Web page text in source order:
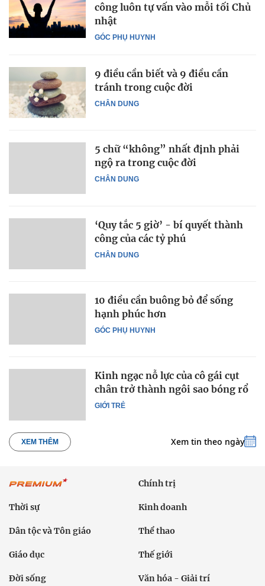
GÓC PHỤ HUYNH
công luôn tự vấn vào mỗi tối Chủ
nhật
CHÂN DUNG
9 điều cần biết và 9 điều cần
tránh trong cuộc đời
CHÂN DUNG
5 chữ “không” nhất định phải
ngộ ra trong cuộc đời
CHÂN DUNG
‘Quy tắc 5 giờ’ - bí quyết thành
công của các tỷ phú
GÓC PHỤ HUYNH
10 điều cần buông bỏ để sống
hạnh phúc hơn
GIỚI TRẺ
Kinh ngạc nỗ lực của cô gái cụt
chân trở thành ngôi sao bóng rổ
XEM THÊM Xem tin theo ngày
Chính trị
Thời sự Kinh doanh
Dân tộc và Tôn giáo Thể thao
Giáo dục Thế giới
Đời sống Văn hóa - Giải trí